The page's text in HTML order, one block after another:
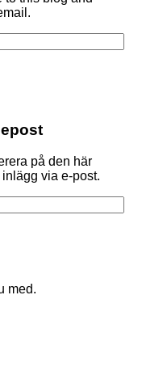
på den här
via e-post.
med.